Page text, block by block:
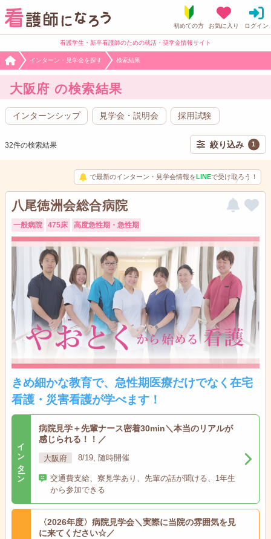
看護学生・新卒看護師のための就活・奨学金情報サイト
インターン・見学会を探す 検索結果
大阪府 の検索結果
インターンシップ 見学会・説明会 採用試験
絞り込み 1
32件の検索結果
で最新のインターン・見学会情報をLINEで受け取ろう！
八尾徳洲会総合病院
一般病院 475床 高度急性期・急性期
きめ細かな教育で、急性期医療だけでなく在宅
看護・災害看護が学べます！
インターン
病院見学＋先輩ナース密着30min＼本当のリアルが
感じられる！！／
大阪府 8/19, 随時開催
交通費支給、寮見学あり、先輩の話が聞ける、1年生
から参加できる
〈2026年度〉病院見学会＼実際に当院の雰囲気を見
に来てください☆／